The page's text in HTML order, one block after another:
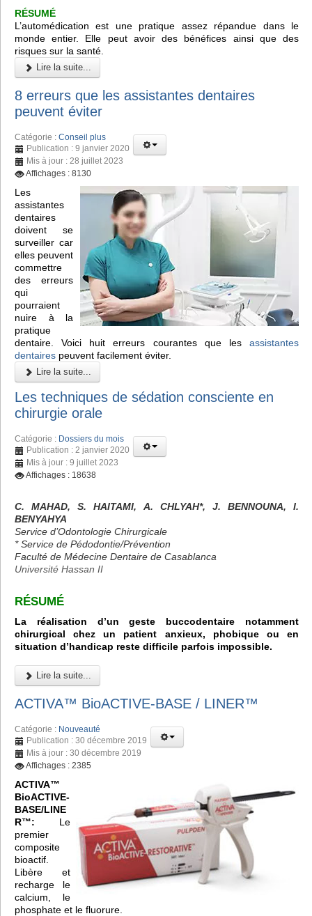
RÉSUMÉ
L’automédication est une pratique assez répandue dans le
monde entier. Elle peut avoir des bénéfices ainsi que des
risques sur la santé.
Lire la suite...
8 erreurs que les assistantes dentaires
peuvent éviter
Catégorie : Conseil plus
Publication : 9 janvier 2020
Mis à jour : 28 juillet 2023
Affichages : 8130
Les
assistantes
dentaires
doivent se
surveiller car
elles peuvent
commettre
des erreurs
qui
pourraient
nuire à la
pratique
dentaire. Voici huit erreurs courantes que les assistantes
dentaires peuvent facilement éviter.
Lire la suite...
Les techniques de sédation consciente en
chirurgie orale
Catégorie : Dossiers du mois
Publication : 2 janvier 2020
Mis à jour : 9 juillet 2023
Affichages : 18638
C. MAHAD, S. HAITAMI, A. CHLYAH*, J. BENNOUNA, I.
BENYAHYA
Service d’Odontologie Chirurgicale
* Service de Pédodontie/Prévention
Faculté de Médecine Dentaire de Casablanca
Université Hassan II
RÉSUMÉ
La réalisation d’un geste buccodentaire notamment
chirurgical chez un patient anxieux, phobique ou en
situation d’handicap reste difficile parfois impossible.
Lire la suite...
ACTIVA™ BioACTIVE-BASE / LINER™
Catégorie : Nouveauté
Publication : 30 décembre 2019
Mis à jour : 30 décembre 2019
Affichages : 2385
ACTIVA™
BioACTIVE-
BASE/LINE
R™: Le
premier
composite
bioactif.
Libère et
recharge le
calcium, le
phosphate et le fluorure.